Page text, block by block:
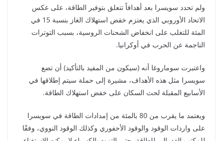
ولم تحدد سويسرا بعد أهدافاً تتعلق بتوفير الطاقة، على عكس
الاتحاد الأوروبي الذي يعتزم خفض استهلاك الغاز بنسبة 15 في
المئة للتغلب على انخفاض الشحنات الروسية، بسبب التوترات
الناجمة عن الحرب في أوكرانيا.
واعتبرت سوماروغا أنه (سيكون من المفيد بالتأكيد) أن تضع
سويسرا مثل هذه الأهداف، مشيرة إلى حملة سيتم إطلاقها في
الأسابيع المقبلة لحث السكان على خفض استهلاك الطاقة.
ويعتمد ما يقرب من 80 بالمئة من إمدادات الطاقة في سويسرا
على واردات الوقود والوقود الأحفوري وكذلك الوقود النووي، وفقًا